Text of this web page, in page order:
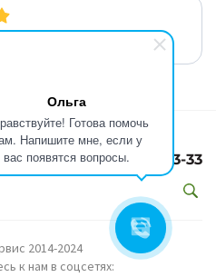
Ольга
Готова помочь
Напишите мне, если у
вас появятся вопросы.8(499)301-73-33
2014-2024
к нам в соцсетях: